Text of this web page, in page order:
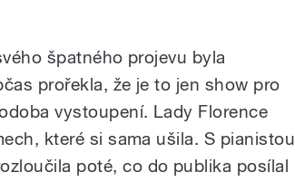
špatného projevu byla
prořekla, že je to jen show pro
vystoupení. Lady Florence
které si sama ušila. S pianistou
poté, co do publika posílal